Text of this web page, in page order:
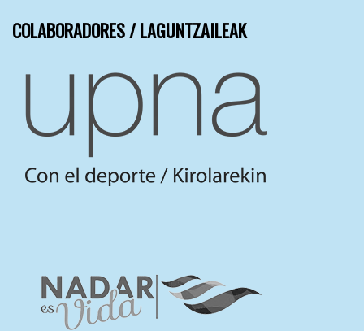
COLABORADORES / LAGUNTZAILEAK